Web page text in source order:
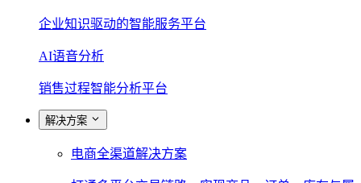
企业知识驱动的智能服务平台
AI语音分析
销售过程智能分析平台
解决方案
电商全渠道解决方案